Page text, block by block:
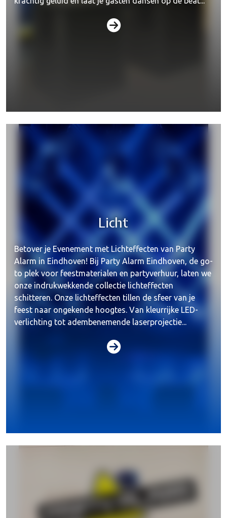
Licht
Betover je Evenement met Lichteffecten van Party
Alarm in Eindhoven! Bij Party Alarm Eindhoven, de go-
to plek voor feestmaterialen en partyverhuur, laten we
onze indrukwekkende collectie lichteffecten
schitteren. Onze lichteffecten tillen de sfeer van je
feest naar ongekende hoogtes. Van kleurrijke LED-
verlichting tot adembenemende laserprojectie...